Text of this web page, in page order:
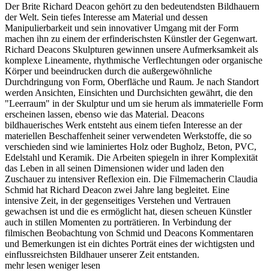
Der Brite Richard Deacon gehört zu den bedeutendsten Bildhauern
der Welt. Sein tiefes Interesse am Material und dessen
Manipulierbarkeit und sein innovativer Umgang mit der Form
machen ihn zu einem der erfinderischsten Künstler der Gegenwart.
Richard Deacons Skulpturen gewinnen unsere Aufmerksamkeit als
komplexe Lineamente, rhythmische Verflechtungen oder organische
Körper und beeindrucken durch die außergewöhnliche
Durchdringung von Form, Oberfläche und Raum. Je nach Standort
werden Ansichten, Einsichten und Durchsichten gewährt, die den
"Leerraum" in der Skulptur und um sie herum als immaterielle Form
erscheinen lassen, ebenso wie das Material. Deacons
bildhauerisches Werk entsteht aus einem tiefen Interesse an der
materiellen Beschaffenheit seiner verwendeten Werkstoffe, die so
verschieden sind wie laminiertes Holz oder Bugholz, Beton, PVC,
Edelstahl und Keramik. Die Arbeiten spiegeln in ihrer Komplexität
das Leben in all seinen Dimensionen wider und laden den
Zuschauer zu intensiver Reflexion ein. Die Filmemacherin Claudia
Schmid hat Richard Deacon zwei Jahre lang begleitet. Eine
intensive Zeit, in der gegenseitiges Verstehen und Vertrauen
gewachsen ist und die es ermöglicht hat, diesen scheuen Künstler
auch in stillen Momenten zu porträtieren. In Verbindung der
filmischen Beobachtung von Schmid und Deacons Kommentaren
und Bemerkungen ist ein dichtes Porträt eines der wichtigsten und
einflussreichsten Bildhauer unserer Zeit entstanden.
mehr lesen weniger lesen